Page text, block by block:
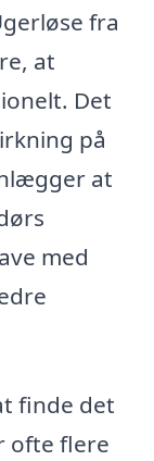
fra
at
Det
på
at
med
finde det
ofte flere